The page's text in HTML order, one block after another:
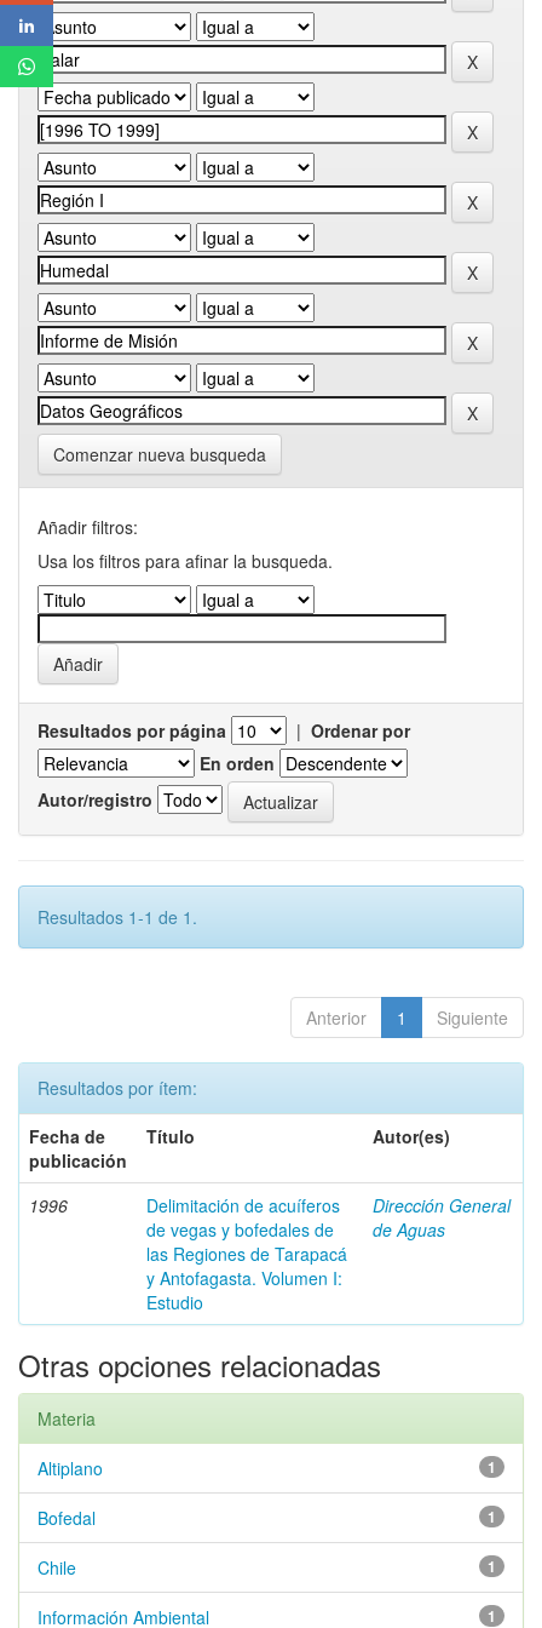
Comenzar nueva busqueda
Añadir filtros:
Usa los filtros para afinar la busqueda.
Resultados por página | Ordenar por
En orden
Autor/registro
Resultados 1-1 de 1.
Anterior 1 Siguiente
Resultados por ítem:
Fecha de
publicación
Título Autor(es)
1996
Delimitación de acuíferos
de vegas y bofedales de
las Regiones de Tarapacá
y Antofagasta. Volumen I:
Estudio
Dirección General
de Aguas
Otras opciones relacionadas
Materia
1
Altiplano
1
Bofedal
1
Chile
1
Información Ambiental